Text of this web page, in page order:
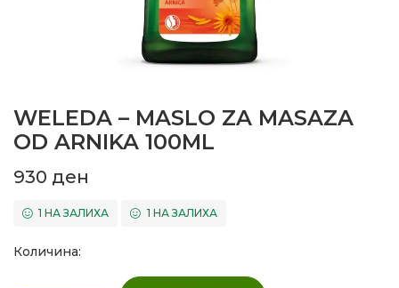
WELEDA – MASLO ZA MASAZA
OD ARNIKA 100ML
930 ден
1 НА ЗАЛИХА 1 НА ЗАЛИХА
Количина: